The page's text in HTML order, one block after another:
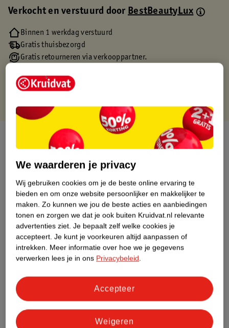
Verkocht en verstuurd doorBestBeautyLux
Binnen 1 werkdag verstuurd
Gratis thuisbezorgd
Gratis retourneren via verkooppartner.
Over dit product
Productinformatie
Etiketinformatie
Nature Impact Score
Dit product heeft (nog) geen Nature
Impact Score.
Meer informatie
Bestel & Bezorginformatie
We waarderen je privacy
Wij gebruiken cookies om je de beste online ervaring te
bieden en om onze website persoonlijker en makkelijker te
maken. Zo kunnen we jou de beste acties en aanbiedingen
tonen en zorgen we dat je ook buiten Kruidvat.nl relevante
advertenties ziet. Je bepaalt zelf welke cookies je
accepteert. Je kunt je voorkeuren altijd aanpassen of
intrekken. Meer informatie over hoe we je gegevens
verwerken lees je in ons Privacybeleid.
Weigeren
Accepteer